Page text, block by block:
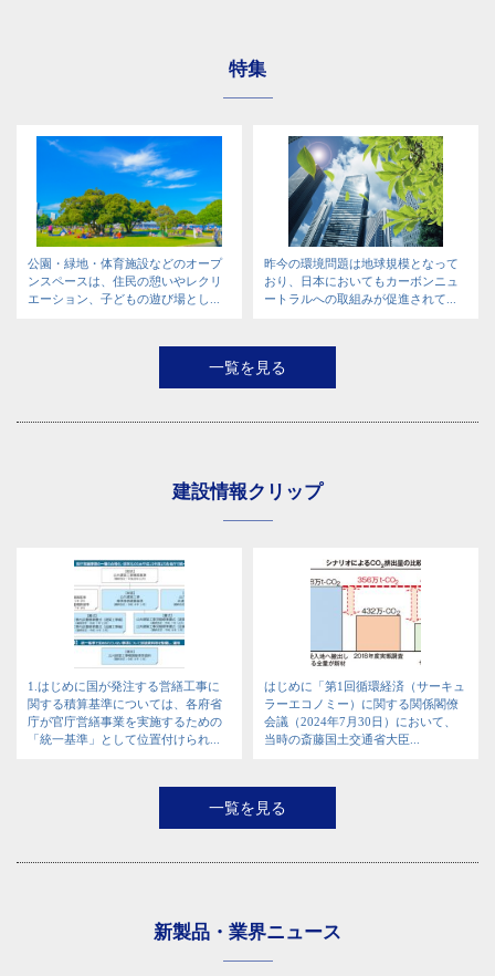
特集
公園・緑地・体育施設などのオープ
ンスペースは、住民の憩いやレクリ
エーション、子どもの遊び場とし...
昨今の環境問題は地球規模となって
おり、日本においてもカーボンニュ
ートラルへの取組みが促進されて...
一覧を見る
建設情報クリップ
1.はじめに国が発注する営繕工事に
関する積算基準については、各府省
庁が官庁営繕事業を実施するための
「統一基準」として位置付けられ...
はじめに「第1回循環経済（サーキュ
ラーエコノミー）に関する関係閣僚
会議（2024年7月30日）において、
当時の斎藤国土交通省大臣...
一覧を見る
新製品・業界ニュース